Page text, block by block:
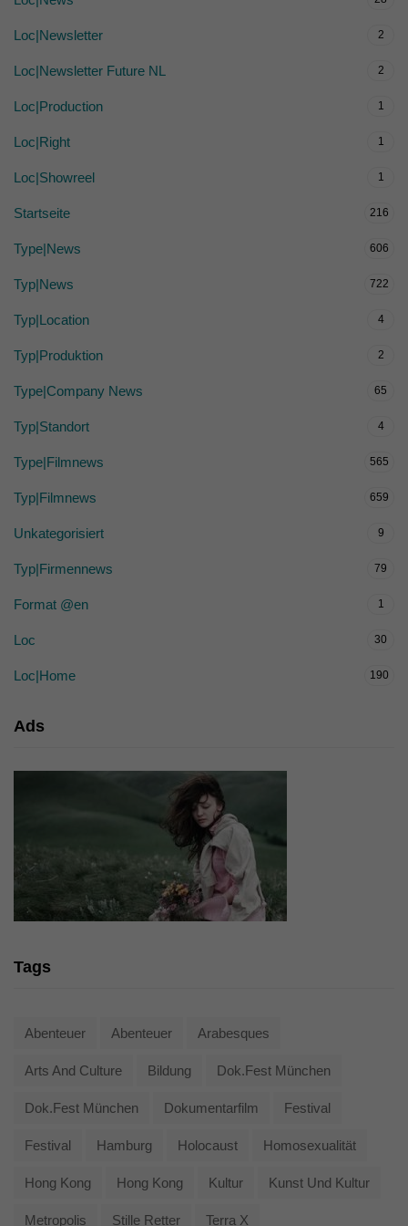
Loc|Newsletter 2
Loc|Newsletter Future NL 2
Loc|Production 1
Loc|Right 1
Loc|Showreel 1
Startseite 216
Type|News 606
Typ|News 722
Typ|Location 4
Typ|Produktion 2
Type|Company News 65
Typ|Standort 4
Type|Filmnews 565
Typ|Filmnews 659
Unkategorisiert 9
Typ|Firmennews 79
Format @en 1
Loc 30
Loc|Home 190
Ads
Tags
Abenteuer Abenteuer Arabesques
Arts And Culture Bildung Dok.fest München
Dok.fest München Dokumentarfilm Festival
Festival Hamburg Holocaust Homosexualität
Hong Kong Hong Kong Kultur Kunst Und Kultur
Metropolis Stille Retter Terra X